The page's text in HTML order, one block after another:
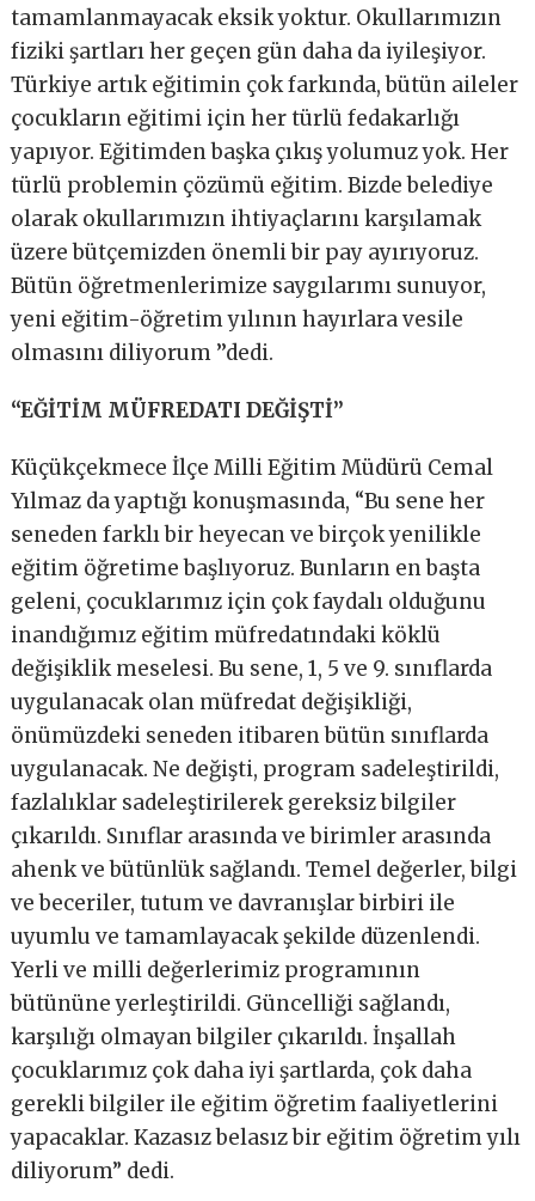
tamamlanmayacak eksik yoktur. Okullarımızın
fiziki şartları her geçen gün daha da iyileşiyor.
Türkiye artık eğitimin çok farkında, bütün aileler
çocukların eğitimi için her türlü fedakarlığı
yapıyor. Eğitimden başka çıkış yolumuz yok. Her
türlü problemin çözümü eğitim. Bizde belediye
olarak okullarımızın ihtiyaçlarını karşılamak
üzere bütçemizden önemli bir pay ayırıyoruz.
Bütün öğretmenlerimize saygılarımı sunuyor,
yeni eğitim-öğretim yılının hayırlara vesile
olmasını diliyorum ’’dedi.
“EĞİTİM MÜFREDATI DEĞİŞTİ’’
Küçükçekmece İlçe Milli Eğitim Müdürü Cemal
Yılmaz da yaptığı konuşmasında, “Bu sene her
seneden farklı bir heyecan ve birçok yenilikle
eğitim öğretime başlıyoruz. Bunların en başta
geleni, çocuklarımız için çok faydalı olduğunu
inandığımız eğitim müfredatındaki köklü
değişiklik meselesi. Bu sene, 1, 5 ve 9. sınıflarda
uygulanacak olan müfredat değişikliği,
önümüzdeki seneden itibaren bütün sınıflarda
uygulanacak. Ne değişti, program sadeleştirildi,
fazlalıklar sadeleştirilerek gereksiz bilgiler
çıkarıldı. Sınıflar arasında ve birimler arasında
ahenk ve bütünlük sağlandı. Temel değerler, bilgi
ve beceriler, tutum ve davranışlar birbiri ile
uyumlu ve tamamlayacak şekilde düzenlendi.
Yerli ve milli değerlerimiz programının
bütününe yerleştirildi. Güncelliği sağlandı,
karşılığı olmayan bilgiler çıkarıldı. İnşallah
çocuklarımız çok daha iyi şartlarda, çok daha
gerekli bilgiler ile eğitim öğretim faaliyetlerini
yapacaklar. Kazasız belasız bir eğitim öğretim yılı
diliyorum” dedi.